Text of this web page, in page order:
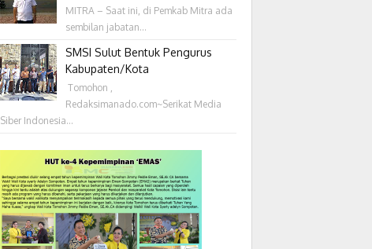
MITRA – Saat ini, di Pemkab Mitra ada
sembilan jabatan...
SMSI Sulut Bentuk Pengurus
Kabupaten/Kota
‎ Tomohon ,
Redaksimanado.com~Serikat Media
Siber Indonesia...